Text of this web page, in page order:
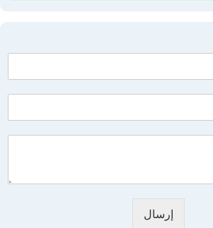
إرسال